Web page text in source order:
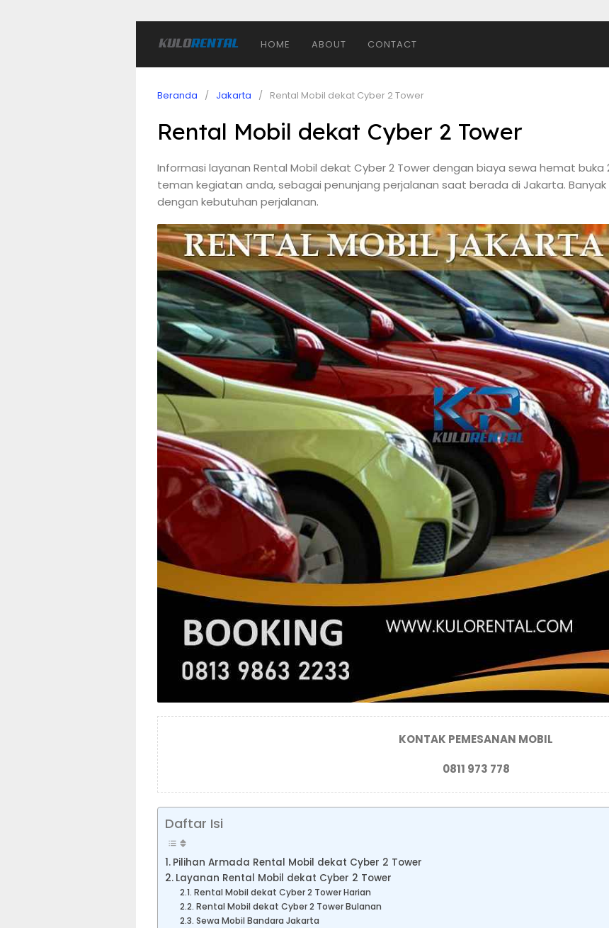
HOME ABOUT CONTACT
Beranda Jakarta Rental Mobil dekat Cyber 2 Tower
Rental Mobil dekat Cyber 2 Tower
Informasi layanan Rental Mobil dekat Cyber 2 Tower dengan biaya sewa hemat buka
teman kegiatan anda, sebagai penunjang perjalanan saat berada di Jakarta.
dengan kebutuhan perjalanan.
KONTAK PEMESANAN MOBIL
0811 973 778
Daftar Isi
Pilihan Armada Rental Mobil dekat Cyber 2 Tower
Layanan Rental Mobil dekat Cyber 2 Tower
Rental Mobil dekat Cyber 2 Tower Harian
Rental Mobil dekat Cyber 2 Tower Bulanan
Sewa Mobil Bandara Jakarta